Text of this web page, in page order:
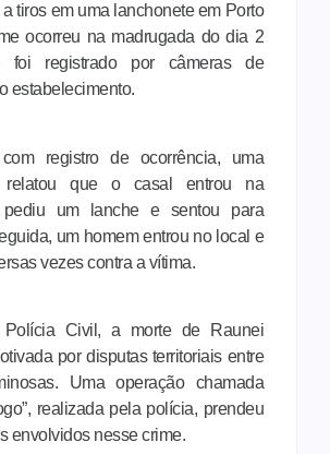
tiros em uma lanchonete em Porto
ocorreu na madrugada do dia 2
registrado por câmeras de
estabelecimento.
registro de ocorrência, uma
relatou que o casal entrou na
pediu um lanche e sentou para
um homem entrou no local e
vezes contra a vítima.
Civil, a morte de Raunei
por disputas territoriais entre
Uma operação chamada
realizada pela polícia, prendeu
envolvidos nesse crime.